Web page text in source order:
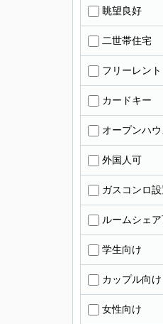
眺望良好
二世帯住宅
フリーレント
カードキー
オープンハウ
外国人可
ガスコンロ
ルームシェ
学生向け
カップル向け
女性向け